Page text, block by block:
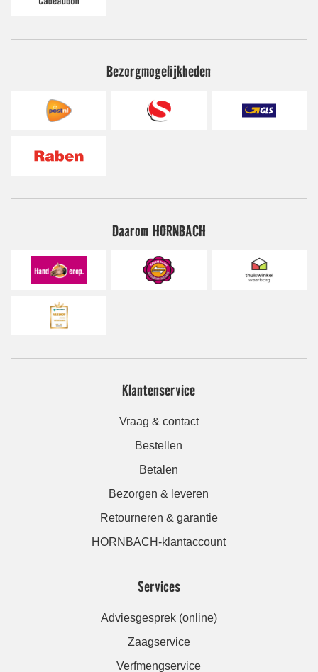
Bezorgmogelijkheden
Daarom HORNBACH
Klantenservice
Vraag & contact
Bestellen
Betalen
Bezorgen & leveren
Retourneren & garantie
HORNBACH-klantaccount
Services
Adviesgesprek (online)
Zaagservice
Verfmengservice